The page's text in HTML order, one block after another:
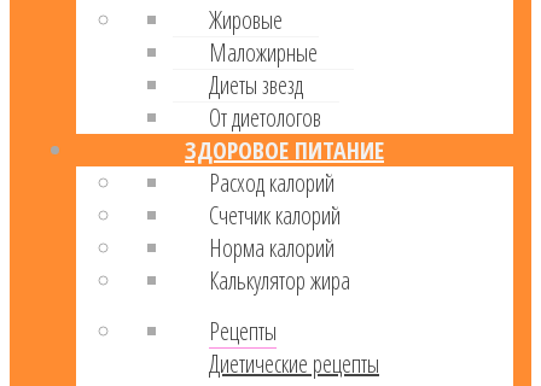
Жировые
Маложирные
Диеты звезд
От диетологов
ЗДОРОВОЕ ПИТАНИЕ
Расход калорий
Cчетчик калорий
Норма калорий
Калькулятор жира
Рецепты
Диетические рецепты